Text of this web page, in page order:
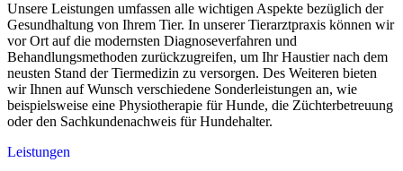
Unsere Leistungen umfassen alle wichtigen Aspekte bezüglich der
Gesundhaltung von Ihrem Tier. In unserer Tierarztpraxis können wir
vor Ort auf die modernsten Diagnoseverfahren und
Behandlungsmethoden zurückzugreifen, um Ihr Haustier nach dem
neusten Stand der Tiermedizin zu versorgen. Des Weiteren bieten
wir Ihnen auf Wunsch verschiedene Sonderleistungen an, wie
beispielsweise eine Physiotherapie für Hunde, die Züchterbetreuung
oder den Sachkundenachweis für Hundehalter.
Leistungen